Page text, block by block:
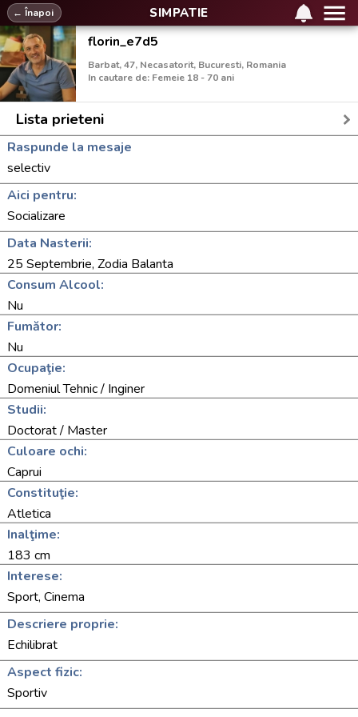
SIMPATIE
← Înapoi
florin_e7d5
Barbat, 47, Necasatorit, Bucuresti, Romania
In cautare de: Femeie 18 - 70 ani
Lista prieteni
Raspunde la mesaje
selectiv
Aici pentru:
Socializare
Data Nasterii:
25 Septembrie, Zodia Balanta
Consum Alcool:
Nu
Fumător:
Nu
Ocupaţie:
Domeniul Tehnic / Inginer
Studii:
Doctorat / Master
Culoare ochi:
Caprui
Constituţie:
Atletica
Inalţime:
183 cm
Interese:
Sport, Cinema
Descriere proprie:
Echilibrat
Aspect fizic:
Sportiv